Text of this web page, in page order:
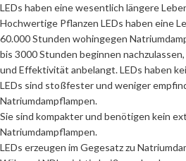
LEDs haben eine wesentlich längere
Hochwertige Pflanzen LEDs haben eine
60.000 Stunden wohingegen
bis 3000 Stunden beginnen
und Effektivität anbelangt. LEDs haben
LEDs sind stoßfester und weniger
Natriumdampflampen.
Sie sind kompakter und benötigen kein
Natriumdampflampen.
LEDs erzeugen im Gegesatz zu